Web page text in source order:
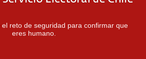
el reto de seguridad para confirmar que
eres humano.